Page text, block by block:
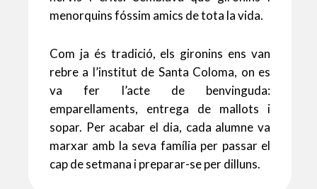
menorquins fóssim amics de tota la vida.
Com ja és tradició, els gironins ens van
rebre a l’institut de Santa Coloma, on es
va fer l’acte de benvinguda:
emparellaments, entrega de mallots i
sopar. Per acabar el dia, cada alumne va
marxar amb la seva família per passar el
cap de setmana i preparar-se per dilluns.